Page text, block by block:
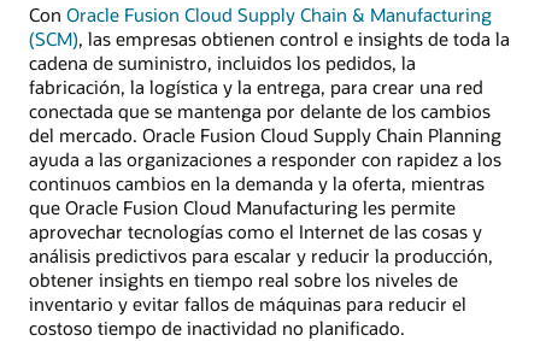
Con Oracle Fusion Cloud Supply Chain & Manufacturing
(SCM), las empresas obtienen control e insights de toda la
cadena de suministro, incluidos los pedidos, la
fabricación, la logística y la entrega, para crear una red
conectada que se mantenga por delante de los cambios
del mercado. Oracle Fusion Cloud Supply Chain Planning
ayuda a las organizaciones a responder con rapidez a los
continuos cambios en la demanda y la oferta, mientras
que Oracle Fusion Cloud Manufacturing les permite
aprovechar tecnologías como el Internet de las cosas y
análisis predictivos para escalar y reducir la producción,
obtener insights en tiempo real sobre los niveles de
inventario y evitar fallos de máquinas para reducir el
costoso tiempo de inactividad no planificado.